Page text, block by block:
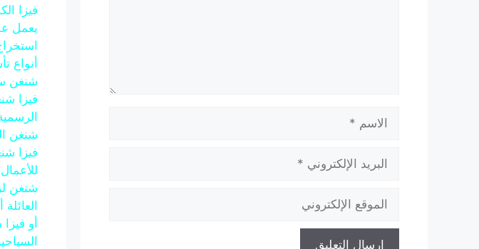
الإلكتروني
الإلكتروني
فيزا
يعمل
أنواع
شنغن
فيزا
شنغن
فيزا
شنغن
أو